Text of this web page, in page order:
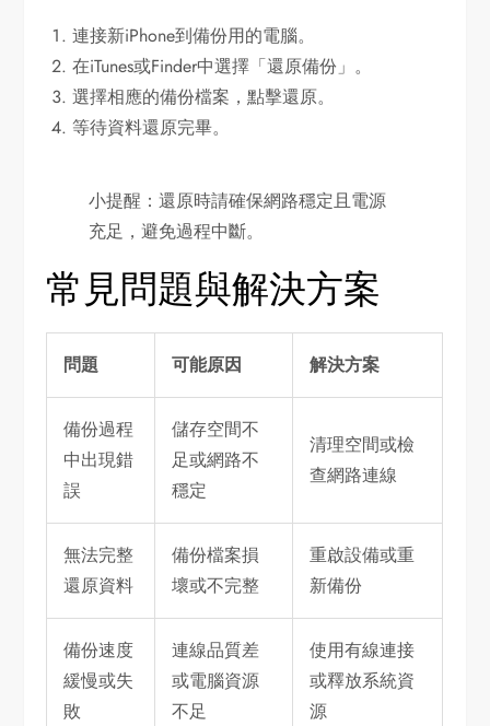
連接新iPhone到備份用的電腦。
在iTunes或Finder中選擇「還原備份」。
選擇相應的備份檔案，點擊還原。
等待資料還原完畢。
小提醒：還原時請確保網路穩定且電源
充足，避免過程中斷。
常見問題與解決方案
問題 可能原因 解決方案
備份過程
中出現錯
誤
儲存空間不
足或網路不
穩定
清理空間或檢
查網路連線
無法完整
還原資料
備份檔案損
壞或不完整
重啟設備或重
新備份
備份速度
緩慢或失
敗
連線品質差
或電腦資源
不足
使用有線連接
或釋放系統資
源